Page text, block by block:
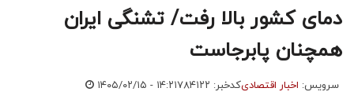
دمای کشور بالا رفت/ تشنگی ایران
همچنان پابرجاست
سرویس: اخبار اقتصادیکدخبر: ۷۸۴۱۲۲ ۱۴۰۵/۰۲/۱۵ - ۱۴:۲۱